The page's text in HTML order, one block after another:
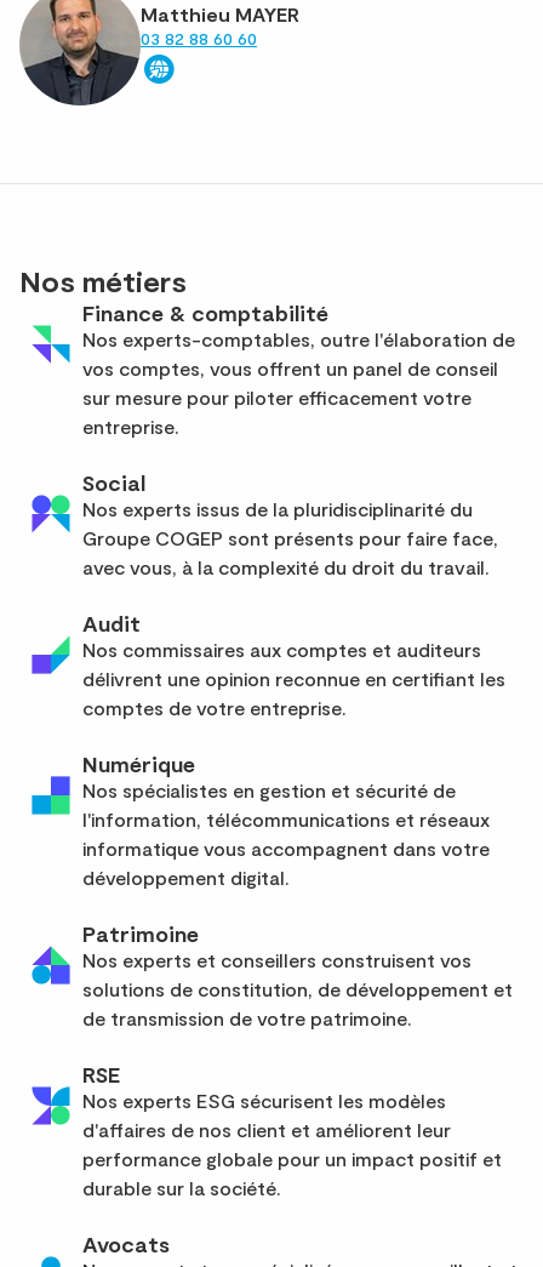
Matthieu MAYER
03 82 88 60 60
Nos métiers
Finance & comptabilité
Nos experts-comptables, outre l'élaboration de
vos comptes, vous offrent un panel de conseil
sur mesure pour piloter efficacement votre
entreprise.
Social
Nos experts issus de la pluridisciplinarité du
Groupe COGEP sont présents pour faire face,
avec vous, à la complexité du droit du travail.
Audit
Nos commissaires aux comptes et auditeurs
délivrent une opinion reconnue en certifiant les
comptes de votre entreprise.
Numérique
Nos spécialistes en gestion et sécurité de
l'information, télécommunications et réseaux
informatique vous accompagnent dans votre
développement digital.
Patrimoine
Nos experts et conseillers construisent vos
solutions de constitution, de développement et
de transmission de votre patrimoine.
RSE
Nos experts ESG sécurisent les modèles
d'affaires de nos client et améliorent leur
performance globale pour un impact positif et
durable sur la société.
Avocats